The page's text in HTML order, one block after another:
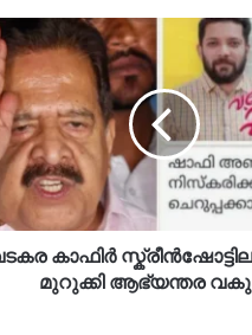
കാഫിർ
മുറുക്കി ആഭ്യന്തര